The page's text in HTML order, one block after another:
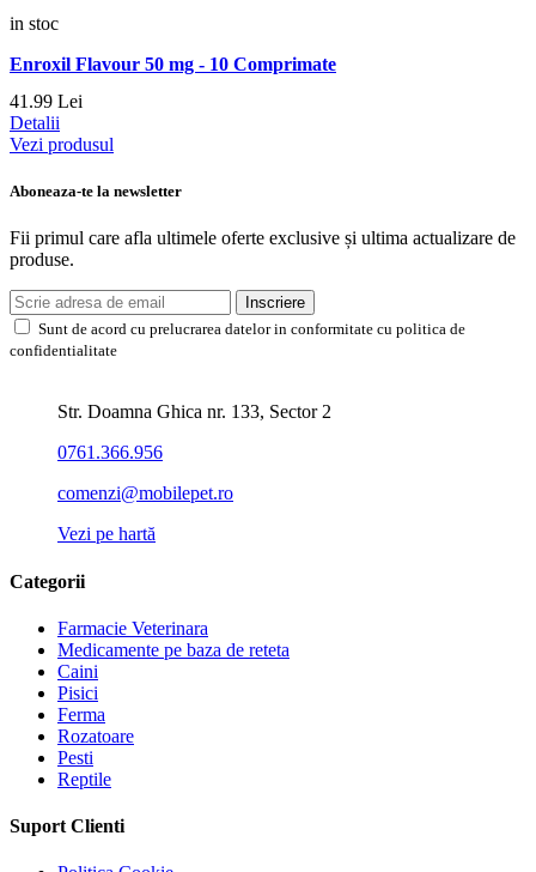
in stoc
Enroxil Flavour 50 mg - 10 Comprimate
41.99 Lei
Detalii
Vezi produsul
Aboneaza-te la newsletter
Fii primul care afla ultimele oferte exclusive și ultima actualizare de
produse.
Inscriere
Sunt de acord cu prelucrarea datelor in conformitate cu politica de
confidentialitate
Str. Doamna Ghica nr. 133, Sector 2
0761.366.956
comenzi@mobilepet.ro
Vezi pe hartă
Categorii
Farmacie Veterinara
Medicamente pe baza de reteta
Caini
Pisici
Ferma
Rozatoare
Pesti
Reptile
Suport Clienti